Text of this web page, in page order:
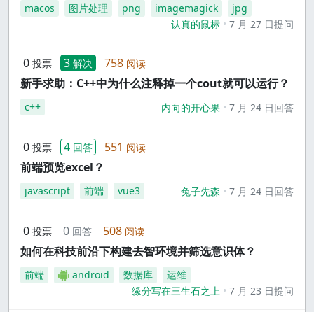
macos 图片处理 png imagemagick
jpg
认真的鼠标
7 月 27 日提问
0 投票 3 解决 758 阅读
新手求助：C++中为什么注释掉一个cout就可以运行？
c++ 内向的开心果 7 月 24 日回答
0 投票 4 回答 551 阅读
前端预览excel？
javascript 前端 vue3 兔子先森 7 月 24 日回答
0 投票 0 回答 508 阅读
如何在科技前沿下构建去智环境并筛选意识体？
前端 android 数据库
运维
缘分写在三生石之上
7 月 23 日提问